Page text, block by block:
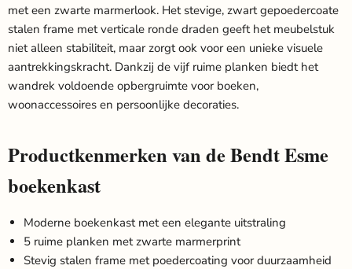
met een zwarte marmerlook. Het stevige, zwart gepoedercoate
stalen frame met verticale ronde draden geeft het meubelstuk
niet alleen stabiliteit, maar zorgt ook voor een unieke visuele
aantrekkingskracht. Dankzij de vijf ruime planken biedt het
wandrek voldoende opbergruimte voor boeken,
woonaccessoires en persoonlijke decoraties.
Productkenmerken van de Bendt Esme
boekenkast
Moderne boekenkast met een elegante uitstraling
5 ruime planken met zwarte marmerprint
Stevig stalen frame met poedercoating voor duurzaamheid